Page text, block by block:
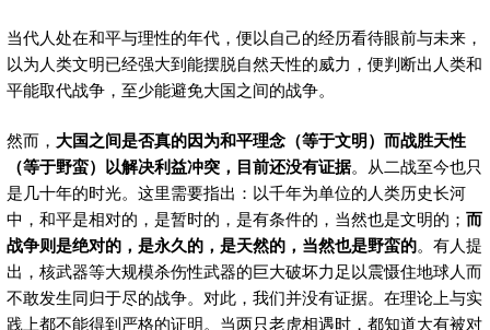
当代人处在和平与理性的年代，便以自己的经历看待眼前与未来，
以为人类文明已经强大到能摆脱自然天性的威力，便判断出人类和
平能取代战争，至少能避免大国之间的战争。
然而， 大国之间是否真的因为和平理念（等于文明） 而战胜天性
（等于野蛮）以解决利益冲突，目前还没有证据。从二战至今也只
是几十年的时光。这里需要指出：以千年为单位的人类历史长河
中，和平是相对的，是暂时的，是有条件的，当然也是文明的； 而
战争则是绝对的，是永久的，是天然的，当然也是野蛮的。有人提
出，核武器等大规模杀伤性武器的巨大破坏力足以震慑住地球人而
不敢发生同归于尽的战争。对此，我们并没有证据。在理论上与实
践上都不能得到严格的证明。当两只老虎相遇时，都知道大有被对